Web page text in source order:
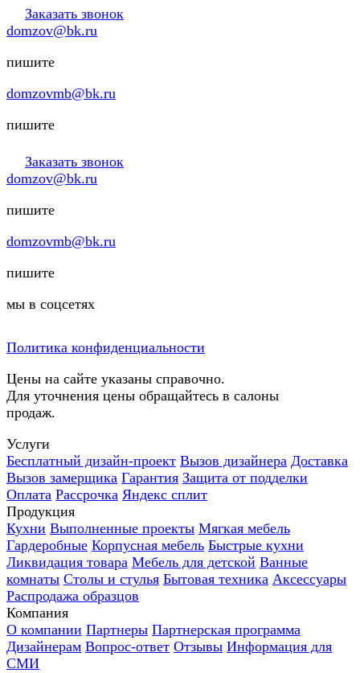
Заказать звонок
domzov@bk.ru
пишите
domzovmb@bk.ru
пишите
Заказать звонок
domzov@bk.ru
пишите
domzovmb@bk.ru
пишите
мы в соцсетях
Политика конфиденциальности
Цены на сайте указаны справочно.
Для уточнения цены обращайтесь в салоны
продаж.
Услуги
Бесплатный дизайн-проект Вызов дизайнера Доставка
Вызов замерщика Гарантия Защита от подделки
Оплата Рассрочка Яндекс сплит
Продукция
Кухни Выполненные проекты Мягкая мебель
Гардеробные Корпусная мебель Быстрые кухни
Ликвидация товара Мебель для детской Ванные
комнаты Столы и стулья Бытовая техника Аксессуары
Распродажа образцов
Компания
О компании Партнеры Партнерская программа
Дизайнерам Вопрос-ответ Отзывы Информация для
СМИ